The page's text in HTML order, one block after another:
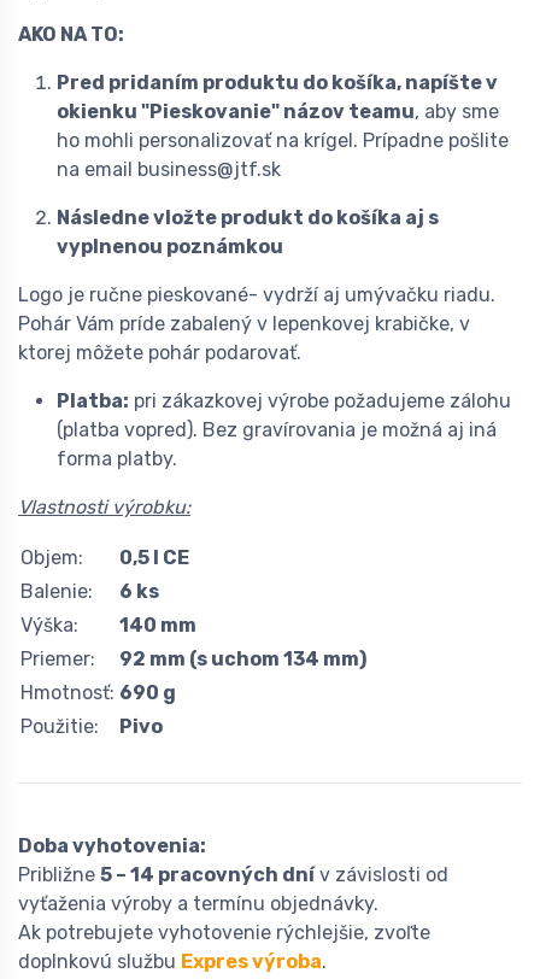
AKO NA TO:
Pred pridaním produktu do košíka, napíšte v
okienku "Pieskovanie" názov teamu, aby sme
ho mohli personalizovať na krígel. Prípadne pošlite
na email business@jtf.sk
Následne vložte produkt do košíka aj s
vyplnenou poznámkou
Logo je ručne pieskované- vydrží aj umývačku riadu.
Pohár Vám príde zabalený v lepenkovej krabičke, v
ktorej môžete pohár podarovať.
Platba: pri zákazkovej výrobe požadujeme zálohu
(platba vopred). Bez gravírovania je možná aj iná
forma platby.
Vlastnosti výrobku:
Objem:
0,5 l CE
Balenie:
6 ks
Výška:
140 mm
Priemer:
92 mm (s uchom 134 mm)
Hmotnosť: 690 g
Použitie:
Pivo
Doba vyhotovenia:
Približne 5 – 14 pracovných dnív závislosti od
vyťaženia výroby a termínu objednávky.
Ak potrebujete vyhotovenie rýchlejšie, zvoľte
doplnkovú službu Expres výroba.